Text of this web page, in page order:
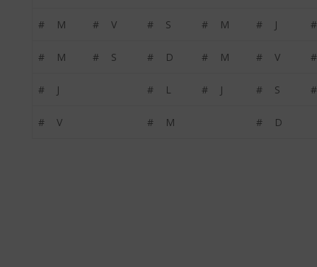
# M # V # S # M # J #
# M # S # D # M # V #
# J # L # J # S #
# V # M # D